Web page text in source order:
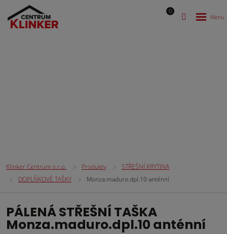
0
Klinker Centrum s.r.o. Produkty
STŘEŠNÍ KRYTINA
DOPLŇKOVÉ TAŠKY
Monza.maduro.dpl.10 anténní
PÁLENÁ STŘEŠNÍ TAŠKA
Monza.maduro.dpl.10 anténní